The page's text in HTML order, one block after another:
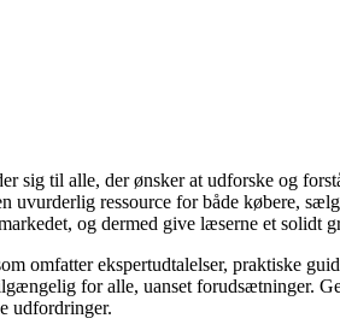
sig til alle, der ønsker at udforske og
uvurderlig ressource for både købere,
og dermed give læserne et solidt
omfatter ekspertudtalelser, praktiske
for alle, uanset forudsætninger.
udfordringer.